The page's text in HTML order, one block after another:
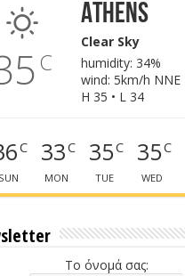
C
Athens
Clear Sky
humidity: 34%
wind: 5km/h NNE
H 35 • L 34
C
SUN
33C
MON
35C
TUE
35C
WED
Το όνομά σας: